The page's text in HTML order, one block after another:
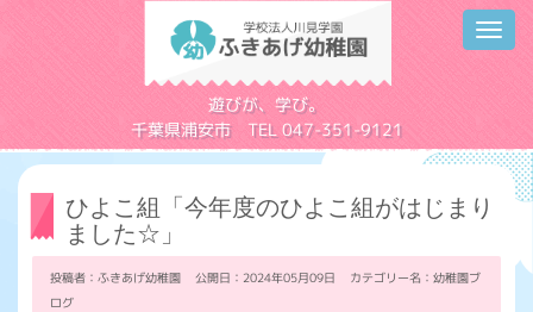
遊びが、学び。
千葉県浦安市 TEL 047-351-9121
ひよこ組「今年度のひよこ組がはじまり
ました☆」
投稿者：ふきあげ幼稚園 公開日：2024年05月09日 カテゴリー名： 幼稚園ブ
ログ